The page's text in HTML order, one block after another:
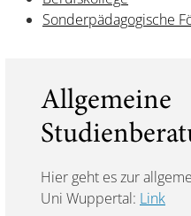
Sonderpädagogische
Allgemeine
Hier geht es zur
Uni Wuppertal: Link